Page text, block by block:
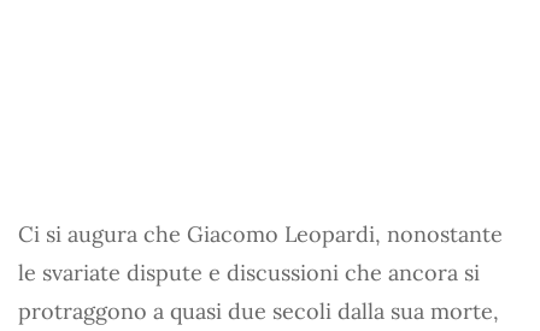
Ci si augura che Giacomo Leopardi, nonostante
le svariate dispute e discussioni che ancora si
protraggono a quasi due secoli dalla sua morte,